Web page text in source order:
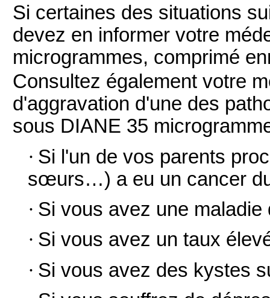
Si certaines des situations
devez en informer votre
microgrammes, comprimé
Consultez également votre
d'aggravation d'une des
sous DIANE 35
· Si l'un de vos parents
sœurs…) a eu un cancer
· Si vous avez une
· Si vous avez un taux
· Si vous avez des kystes